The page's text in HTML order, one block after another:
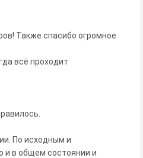
Также спасибо огромное
всё проходит
По исходным и
и в общем состоянии и